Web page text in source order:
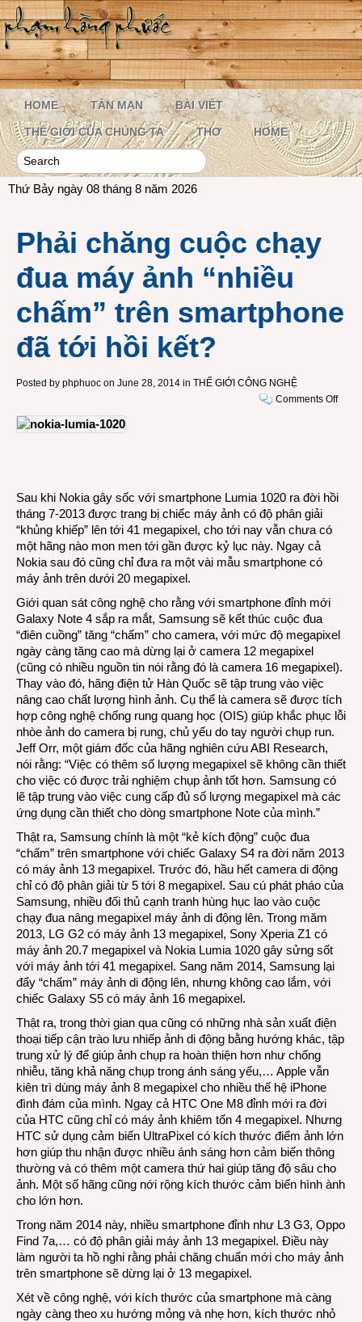
HOME TẢN MẠN BÀI VIẾT
THẾ GIỚI CỦA CHÚNG TA THƠ HOME
Thứ Bảy ngày 08 tháng 8 năm 2026
Phải chăng cuộc chạy
đua máy ảnh “nhiều
chấm” trên smartphone
đã tới hồi kết?
Posted by phphuoc on June 28, 2014 in THẾ GIỚI CÔNG NGHỆ
Comments Offon
máy
kết?
Sau khi Nokia gây sốc với smartphone Lumia 1020 ra đời hồi
tháng 7-2013 được trang bị chiếc máy ảnh có độ phân giải
“khủng khiếp” lên tới 41 megapixel, cho tới nay vẫn chưa có
một hãng nào mon men tới gần được kỷ lục này. Ngay cả
Nokia sau đó cũng chỉ đưa ra một vài mẫu smartphone có
máy ảnh trên dưới 20 megapixel.
Giới quan sát công nghệ cho rằng với smartphone đỉnh mới
Galaxy Note 4 sắp ra mắt, Samsung sẽ kết thúc cuộc đua
“điên cuồng” tăng “chấm” cho camera, với mức độ megapixel
ngày càng tăng cao mà dừng lại ở camera 12 megapixel
(cũng có nhiều nguồn tin nói rằng đó là camera 16 megapixel).
Thay vào đó, hãng điện tử Hàn Quốc sẽ tập trung vào việc
nâng cao chất lượng hình ảnh. Cụ thể là camera sẽ được tích
hợp công nghệ chống rung quang học (OIS) giúp khắc phục lỗi
nhòe ảnh do camera bị rung, chủ yếu do tay người chụp run.
Jeff Orr, một giám đốc của hãng nghiên cứu ABI Research,
nói rằng: “Việc có thêm số lượng megapixel sẽ không cần thiết
cho việc có được trải nghiệm chụp ảnh tốt hơn. Samsung có
lẽ tập trung vào việc cung cấp đủ số lượng megapixel mà các
ứng dụng cần thiết cho dòng smartphone Note của mình.”
Thật ra, Samsung chính là một “kẻ kích động” cuộc đua
“chấm” trên smartphone với chiếc Galaxy S4 ra đời năm 2013
có máy ảnh 13 megapixel. Trước đó, hầu hết camera di động
chỉ có độ phân giải từ 5 tới 8 megapixel. Sau cú phát pháo của
Samsung, nhiều đối thủ cạnh tranh hùng hục lao vào cuộc
chạy đua nâng megapixel máy ảnh di động lên. Trong măm
2013, LG G2 có máy ảnh 13 megapixel, Sony Xperia Z1 có
máy ảnh 20.7 megapixel và Nokia Lumia 1020 gây sửng sốt
với máy ảnh tới 41 megapixel. Sang năm 2014, Samsung lại
đẩy “chấm” máy ảnh di động lên, nhưng không cao lắm, với
chiếc Galaxy S5 có máy ảnh 16 megapixel.
Thật ra, trong thời gian qua cũng có những nhà sản xuất điện
thoại tiếp cận trào lưu nhiếp ảnh di động bằng hướng khác, tập
trung xử lý để giúp ảnh chụp ra hoàn thiện hơn như chống
nhiễu, tăng khả năng chụp trong ánh sáng yếu,… Apple vẫn
kiên trì dùng máy ảnh 8 megapixel cho nhiều thế hệ iPhone
đình đám của mình. Ngay cả HTC One M8 đỉnh mới ra đời
của HTC cũng chỉ có máy ảnh khiêm tốn 4 megapixel. Nhưng
HTC sử dụng cảm biến UltraPixel có kích thước điểm ảnh lớn
hơn giúp thu nhận được nhiều ánh sáng hơn cảm biến thông
thường và có thêm một camera thứ hai giúp tăng độ sâu cho
ảnh. Một số hãng cũng nới rộng kích thước cảm biến hình ành
cho lớn hơn.
Trong năm 2014 này, nhiều smartphone đỉnh như L3 G3, Oppo
Find 7a,… có độ phân giải máy ảnh 13 megapixel. Điều này
làm người ta hồ nghi rằng phải chăng chuẩn mới cho máy ảnh
trên smartphone sẽ dừng lại ở 13 megapixel.
Xét về công nghệ, với kích thước của smartphone mà càng
ngày càng theo xu hướng mỏng và nhẹ hơn, kích thước nhỏ